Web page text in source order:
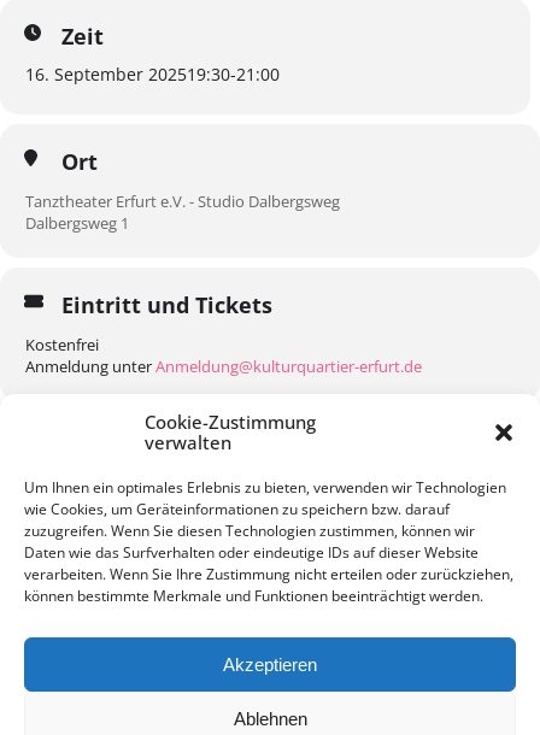
Cookie-Zustimmung
verwalten
Um Ihnen ein optimales Erlebnis zu bieten, verwenden wir Technologien
wie Cookies, um Geräteinformationen zu speichern bzw. darauf
zuzugreifen. Wenn Sie diesen Technologien zustimmen, können wir
Daten wie das Surfverhalten oder eindeutige IDs auf dieser Website
verarbeiten. Wenn Sie Ihre Zustimmung nicht erteilen oder zurückziehen,
können bestimmte Merkmale und Funktionen beeinträchtigt werden.
Akzeptieren
Ablehnen
Zeit
16. September 202519:30-21:00
Ort
Tanztheater Erfurt e.V. - Studio Dalbergsweg
Dalbergsweg 1
Eintritt und Tickets
Kostenfrei
Anmeldung unterAnmeldung@kulturquartier-erfurt.de
KALENDER GOOGLEKALENDER
Impressum Datenschutz